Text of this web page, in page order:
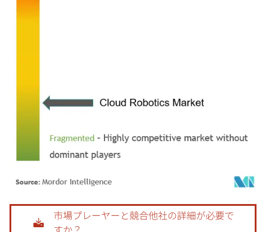
画像 © Mordor Intelligence。再利用にはCC BY 4.0の表示が必要です。